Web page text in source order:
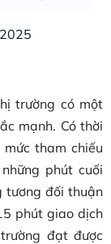
trường có một
mạnh. Có thời
tham chiếu
phút cuối
tương đối thuận
phút giao dịch
đạt được